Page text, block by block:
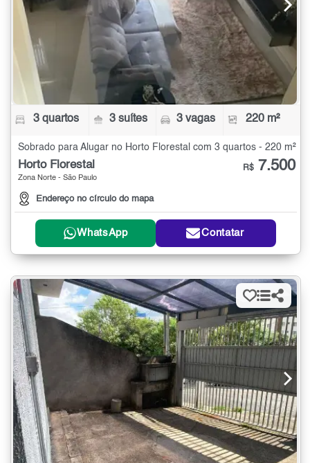
3 quartos 3 suítes 3 vagas 220 m²
Sobrado para Alugar no Horto Florestal com 3 quartos - 220 m²
Horto Florestal
Zona Norte - São Paulo
Endereço no círculo do mapa
R$ 7.500
WhatsApp Contatar